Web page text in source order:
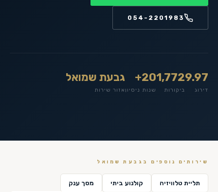
054-2201983
9.97
דירוג
1,772
ביקורות
20+
שנות ניסיון
גבעת שמואל
אזור שירות
שירותים נוספים ב גבעת שמואל
תליית טלוויזיה קולנוע ביתי מסך ענק